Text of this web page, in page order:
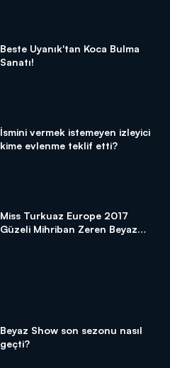
Beste Uyanık'tan Koca Bulma
Sanatı!
İsmini vermek istemeyen izleyici
kime evlenme teklif etti?
Miss Turkuaz Europe 2017
Güzeli Mihriban Zeren Beyaz
Beyaz Show son sezonu nasıl
geçti?